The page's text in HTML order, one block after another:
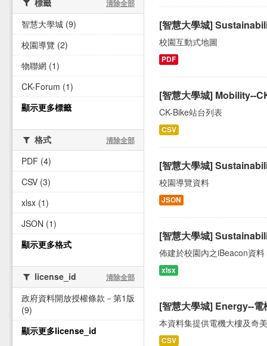
[智慧大學城]
校園互動式地圖
PDF
[智慧大學城] Mobility--
CK-Bike站台列表
CSV
[智慧大學城]
校園導覽資料
JSON
[智慧大學城]
佈建於校園內之iBeacon資
xlsx
[智慧大學城] Energy--
本資料集提供電機大樓及奇
CSV
標籤 清除全部
智慧大學城 (9)
校園導覽 (2)
物聯網 (1)
CK-Forum (1)
顯示更多標籤
格式 清除全部
PDF (4)
CSV (3)
xlsx (1)
JSON (1)
顯示更多格式
license_id 清除全部
政府資料開放授權條款－第1版
(9)
顯示更多license_id